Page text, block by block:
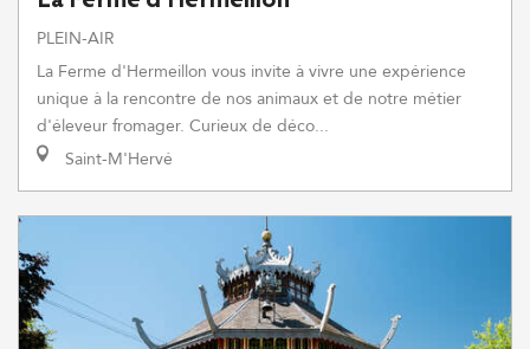
PLEIN-AIR
La Ferme d'Hermeillon vous invite à vivre une expérience
unique à la rencontre de nos animaux et de notre métier
d'éleveur fromager. Curieux de déco...
Saint-M'Hervé